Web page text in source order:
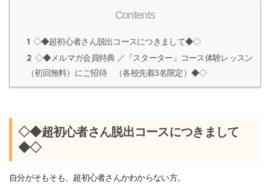
Contents
1 ◇◆超初心者さん脱出コースにつきまして◆◇
2 ◇◆メルマガ会員特典 ／『スターター』コース体験レッスン
（初回無料）にご招待 （各校先着3名限定）◆◇
◇◆超初心者さん脱出コースにつきまして
◆◇
自分がそもそも、超初心者さんかわからない方。